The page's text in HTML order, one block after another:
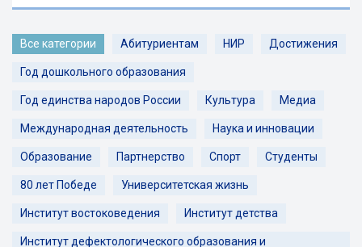
Все категории Абитуриентам НИР Достижения
Год дошкольного образования
Год единства народов России Культура Медиа
Международная деятельность Наука и инновации
Образование Партнерство Спорт Студенты
80 лет Победе Университетская жизнь
Институт востоковедения Институт детства
Институт дефектологического образования и